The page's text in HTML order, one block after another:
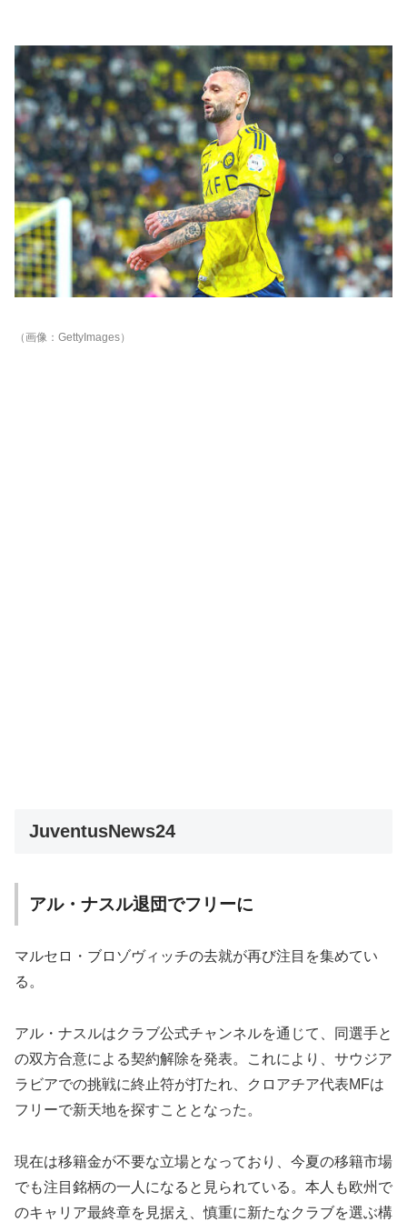
（画像：GettyImages）
JuventusNews24
アル・ナスル退団でフリーに
マルセロ・ブロゾヴィッチの去就が再び注目を集めてい
る。
アル・ナスルはクラブ公式チャンネルを通じて、同選手と
の双方合意による契約解除を発表。これにより、サウジア
ラビアでの挑戦に終止符が打たれ、クロアチア代表MFは
フリーで新天地を探すこととなった。
現在は移籍金が不要な立場となっており、今夏の移籍市場
でも注目銘柄の一人になると見られている。本人も欧州で
のキャリア最終章を見据え、慎重に新たなクラブを選ぶ構